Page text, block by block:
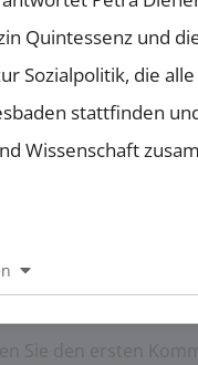
Quintessenz und
Sozialpolitik, die
stattfinden
Wissenschaft